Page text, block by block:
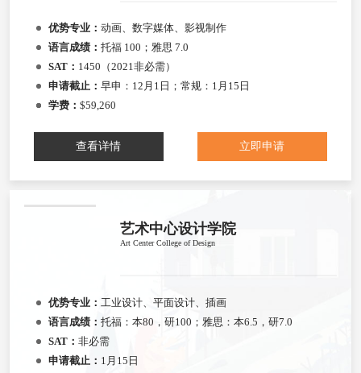
优势专业： 动画、数字媒体、影视制作
语言成绩： 托福 100；雅思 7.0
SAT： 1450（2021非必需）
申请截止： 早申：12月1日；常规：1月15日
学费： $59,260
查看详情 立即申请
艺术中心设计学院
Art Center College of Design
优势专业： 工业设计、平面设计、插画
语言成绩： 托福：本80，研100；雅思：本6.5，研7.0
SAT： 非必需
申请截止： 1月15日